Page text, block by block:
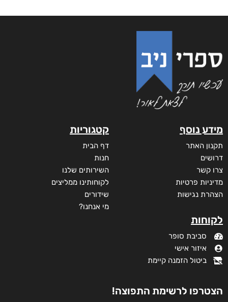
מידע נוסף
תקנון האתר
דרושים
צרו קשר
מדיניות פרטיות
הצהרת נגישות
לקוחות
סביבת סופר
איזור אישי
ביטול הזמנה קיימת
קטגוריות
דף הבית
חנות
השירותים שלנו
לקוחותינו ממליצים
שידורים
מי אנחנו?
הצטרפו לרשימת התפוצה!